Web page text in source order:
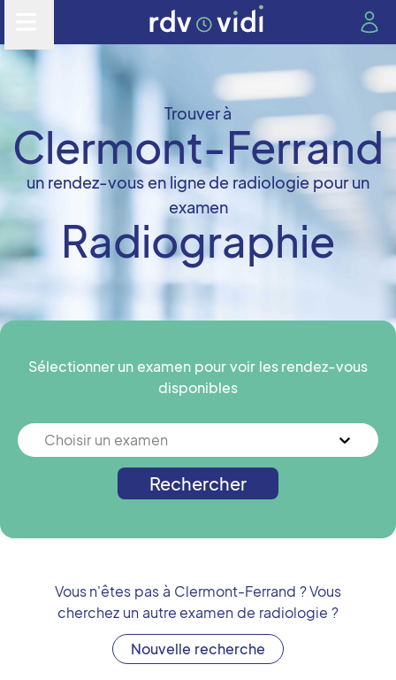
Trouver à
Clermont-Ferrand
un rendez-vous en ligne de radiologie pour un
examen
Radiographie
Sélectionner un examen pour voir les rendez-vous
disponibles
Choisir un examen
Rechercher
Vous n'êtes pas à Clermont-Ferrand ? Vous
cherchez un autre examen de radiologie ?
Nouvelle recherche